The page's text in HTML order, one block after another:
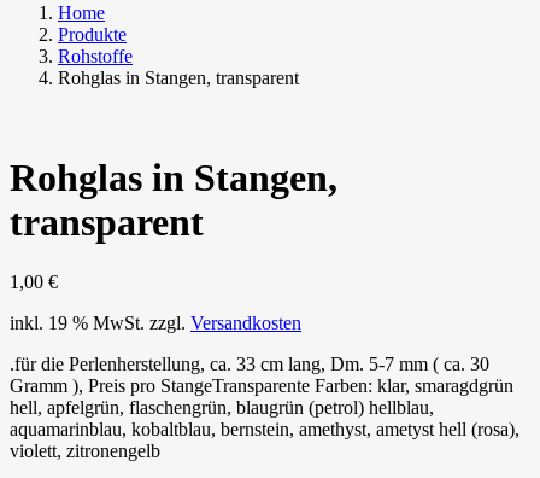
Home
Produkte
Rohstoffe
Rohglas in Stangen, transparent
Rohglas in Stangen,
transparent
1,00 €
inkl. 19 % MwSt. zzgl. Versandkosten
.für die Perlenherstellung, ca. 33 cm lang, Dm. 5-7 mm ( ca. 30
Gramm ), Preis pro StangeTransparente Farben: klar, smaragdgrün
hell, apfelgrün, flaschengrün, blaugrün (petrol) hellblau,
aquamarinblau, kobaltblau, bernstein, amethyst, ametyst hell (rosa),
violett, zitronengelb